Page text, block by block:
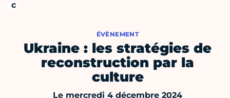
ÉVÈNEMENT
Ukraine : les stratégies de
reconstruction par la
culture
Le mercredi 4 décembre 2024